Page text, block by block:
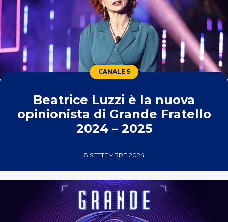
CANALE 5
Beatrice Luzzi è la nuova
opinionista di Grande Fratello
2024 – 2025
8 SETTEMBRE 2024